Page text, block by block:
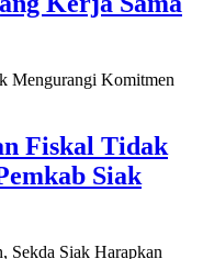
Fiskal Tidak
Siak